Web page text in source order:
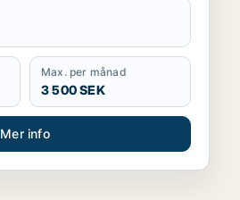
Max. per månad
3 500 SEK
Mer info